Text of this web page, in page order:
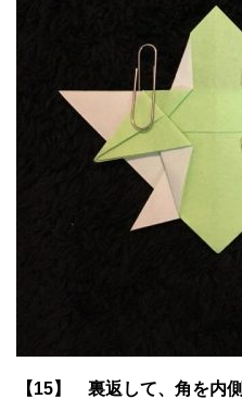
【15】 裏返して、角を内